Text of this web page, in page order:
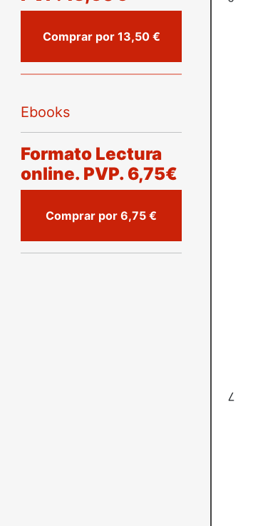
7
Comprar por 13,50 €
Ebooks
Formato Lectura
online. PVP. 6,75€
Comprar por 6,75 €